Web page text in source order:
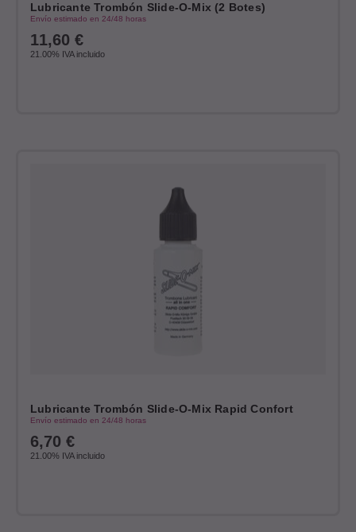
Lubricante Trombón Slide-O-Mix (2 Botes)
Envío estimado en 24/48 horas
11,60 €
21.00% IVA incluido
Lubricante Trombón Slide-O-Mix Rapid Confort
Envío estimado en 24/48 horas
6,70 €
21.00% IVA incluido